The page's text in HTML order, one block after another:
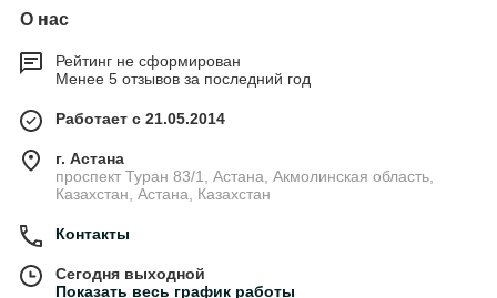
Не вступает в химические реакции с
качество.
Отвечает строгим требованиям гигиенических
стандартов, что важно для сферы питания.
Выдерживает механические удары, высокие
О нас
Рейтинг не сформирован
Менее 5 отзывов за последний год
Работает с 21.05.2014
г. Астана
проспект Туран 83/1, Астана, Акмолинская область,
Казахстан, Астана, Казахстан
Контакты
Сегодня выходной
Показать весь график работы